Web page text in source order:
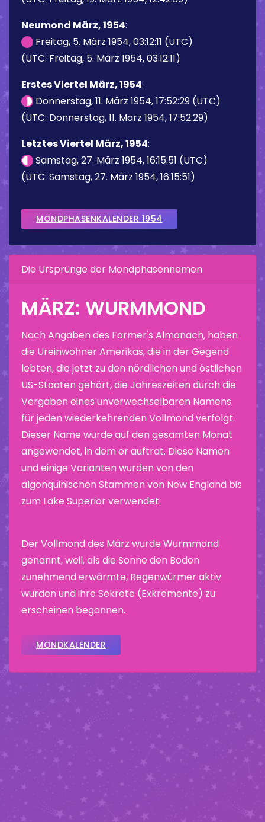
Neumond März, 1954:
Freitag, 5. März 1954, 03:12:11 (UTC)
(UTC: Freitag, 5. März 1954, 03:12:11)
Erstes Viertel März, 1954:
Donnerstag, 11. März 1954, 17:52:29 (UTC)
(UTC: Donnerstag, 11. März 1954, 17:52:29)
Letztes Viertel März, 1954:
Samstag, 27. März 1954, 16:15:51 (UTC)
(UTC: Samstag, 27. März 1954, 16:15:51)
MONDPHASENKALENDER 1954
Die Ursprünge der Mondphasennamen
MÄRZ: WURMMOND
Nach Angaben des Farmer's Almanach, haben
die Ureinwohner Amerikas, die in der Gegend
lebten, die jetzt zu den nördlichen und östlichen
US-Staaten gehört, die Jahreszeiten durch die
Vergaben eines unverwechselbaren Namens
für jeden wiederkehrenden Vollmond verfolgt.
Dieser Name wurde auf den gesamten Monat
angewendet, in dem er auftrat. Diese Namen
und einige Varianten wurden von den
algonquinischen Stämmen von New England bis
zum Lake Superior verwendet.
Der Vollmond des März wurde Wurmmond
genannt, weil, als die Sonne den Boden
zunehmend erwärmte, Regenwürmer aktiv
wurden und ihre Sekrete (Exkremente) zu
erscheinen begannen.
MONDKALENDER